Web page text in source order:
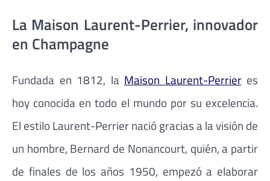
La Maison Laurent-Perrier, innovador
en Champagne
Fundada en 1812, la Maison Laurent-Perrieres
hoy conocida en todo el mundo por su excelencia.
El estilo Laurent-Perrier nació gracias a la visión de
un hombre, Bernard de Nonancourt, quién, a partir
de finales de los años 1950, empezó a elaborar